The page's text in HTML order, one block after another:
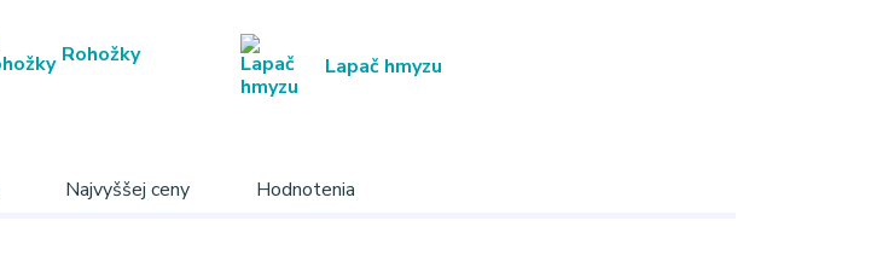
Rohožky Lapač hmyzu
Najvyššej ceny Hodnotenia